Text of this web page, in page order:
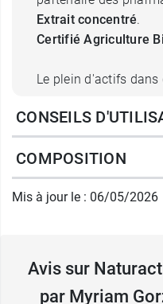
Extrait concentré.
Certifié Agriculture
Le plein d'actifs dans
Extrait concentré :
C'est le fruit du
composants « utiles
décupler les vertus.
d'olivier sont
d'extrait natif.
CONSEILS
COMPOSITION
Mis à jour le : 06/05/2026
Avis sur
par Myriam